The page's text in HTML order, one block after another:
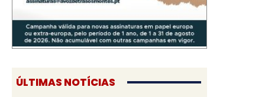
ÚLTIMAS NOTÍCIAS